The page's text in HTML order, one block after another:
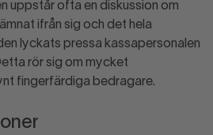
uppstår ofta en diskussion om
ifrån sig och det hela
lyckats pressa kassapersonalen
rör sig om mycket
fingerfärdiga bedragare.